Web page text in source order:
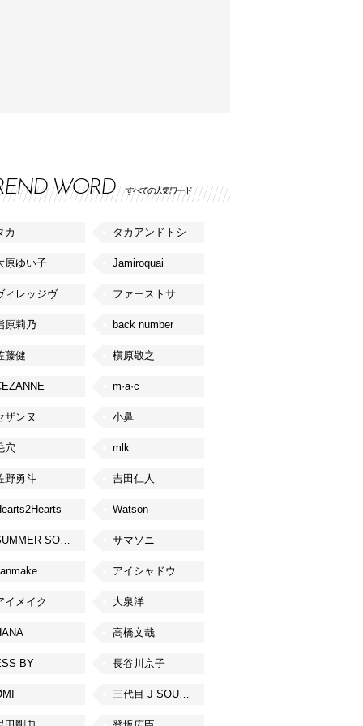
WORD すべての人気ワード
カ タカアンドトシ
原ゆい子 Jamiroquai
ヴィレッジヴァンガード ファーストサマーウイカ
原莉乃 back number
藤健 槇原敬之
m·a·c
ザンヌ 小鼻
穴 mlk
野勇斗 吉田仁人
Watson
SUMMER SONIC サマソニ
アイシャドウベース
イメイク 大泉洋
高橋文哉
BY 長谷川京子
三代目 J SOUL BROTHERS from EXILE TRIBE